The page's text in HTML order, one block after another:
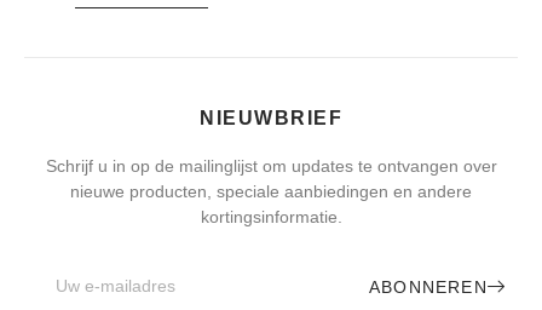
NIEUWBRIEF
Schrijf u in op de mailinglijst om updates te ontvangen over
nieuwe producten, speciale aanbiedingen en andere
kortingsinformatie.
ABONNEREN